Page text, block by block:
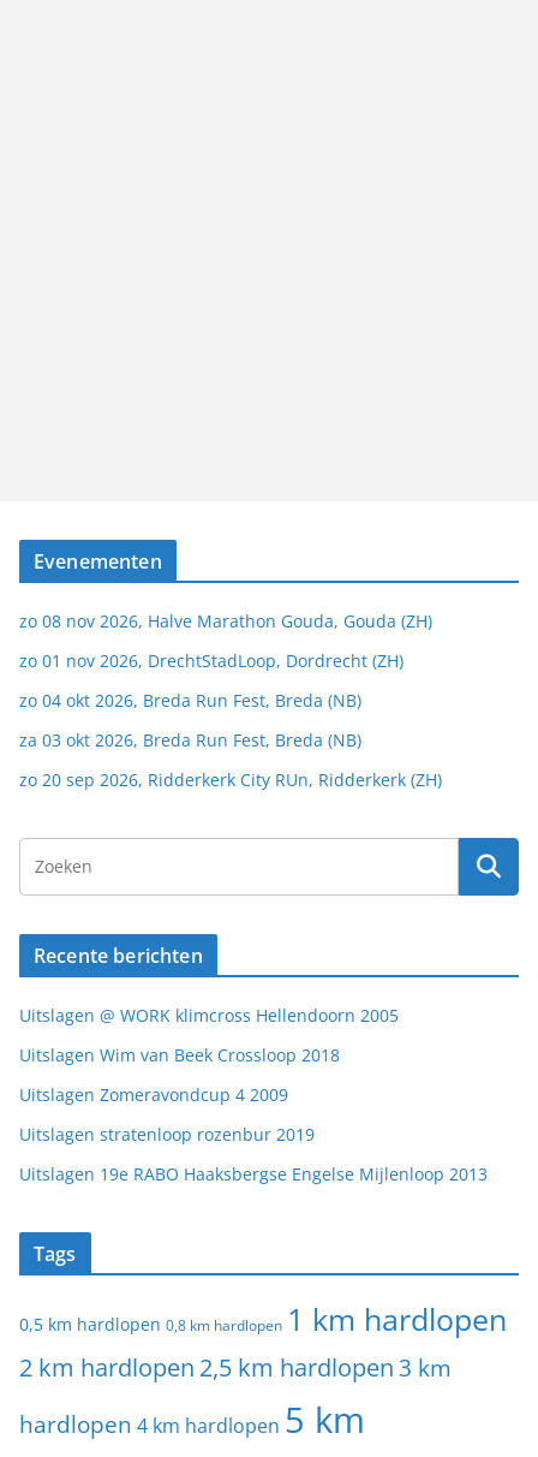
Evenementen
zo 08 nov 2026, Halve Marathon Gouda, Gouda (ZH)
zo 01 nov 2026, DrechtStadLoop, Dordrecht (ZH)
zo 04 okt 2026, Breda Run Fest, Breda (NB)
za 03 okt 2026, Breda Run Fest, Breda (NB)
zo 20 sep 2026, Ridderkerk City RUn, Ridderkerk (ZH)
Recente berichten
Uitslagen @ WORK klimcross Hellendoorn 2005
Uitslagen Wim van Beek Crossloop 2018
Uitslagen Zomeravondcup 4 2009
Uitslagen stratenloop rozenbur 2019
Uitslagen 19e RABO Haaksbergse Engelse Mijlenloop 2013
Tags
0,5 km hardlopen 0,8 km hardlopen 1 km hardlopen
2 km hardlopen 2,5 km hardlopen 3 km
hardlopen 4 km hardlopen 5 km